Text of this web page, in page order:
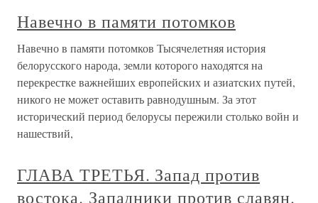
Навечно в памяти потомков
Навечно в памяти потомков Тысячелетняя история
белорусского народа, земли которого находятся на
перекрестке важнейших европейских и азиатских путей,
никого не может оставить равнодушным. За этот
исторический период белорусы пережили столько войн и
нашествий,
ГЛАВА ТРЕТЬЯ. Запад против
востока. Западники против славян.